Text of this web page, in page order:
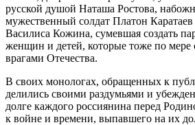
русской душой Наташа Ростова,
мужественный солдат Платон Каратаев
Василиса Кожина, сумевшая создать
женщин и детей, которые тоже по мере
врагами Отечества.
В своих монологах, обращенных к
делились своими раздумьями и
долге каждого россиянина перед
к войне и времени, выпавшего на их